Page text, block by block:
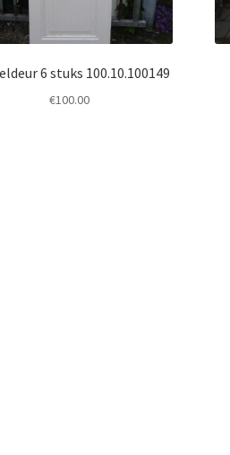
6 stuks 100.10.100149
€100.00